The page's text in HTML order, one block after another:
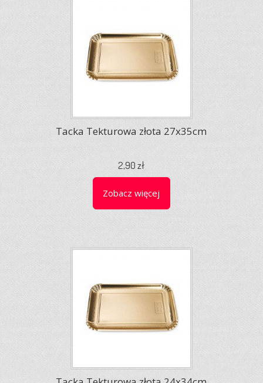
Tacka Tekturowa złota 27x35cm
2,90 zł
Zobacz więcej